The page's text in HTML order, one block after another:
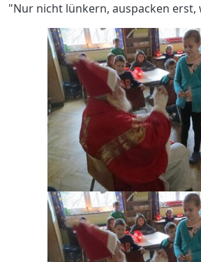
"Nur nicht lünkern, auspacken erst,